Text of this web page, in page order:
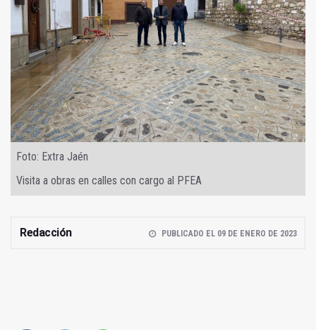
Foto: Extra Jaén
Visita a obras en calles con cargo al PFEA
Redacción PUBLICADO EL 09 DE ENERO DE 2023